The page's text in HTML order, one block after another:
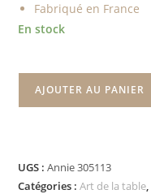
Fabriqué en France
En stock
AJOUTER AU PANIER
UGS :Annie 305113
Catégories :Art de la table,